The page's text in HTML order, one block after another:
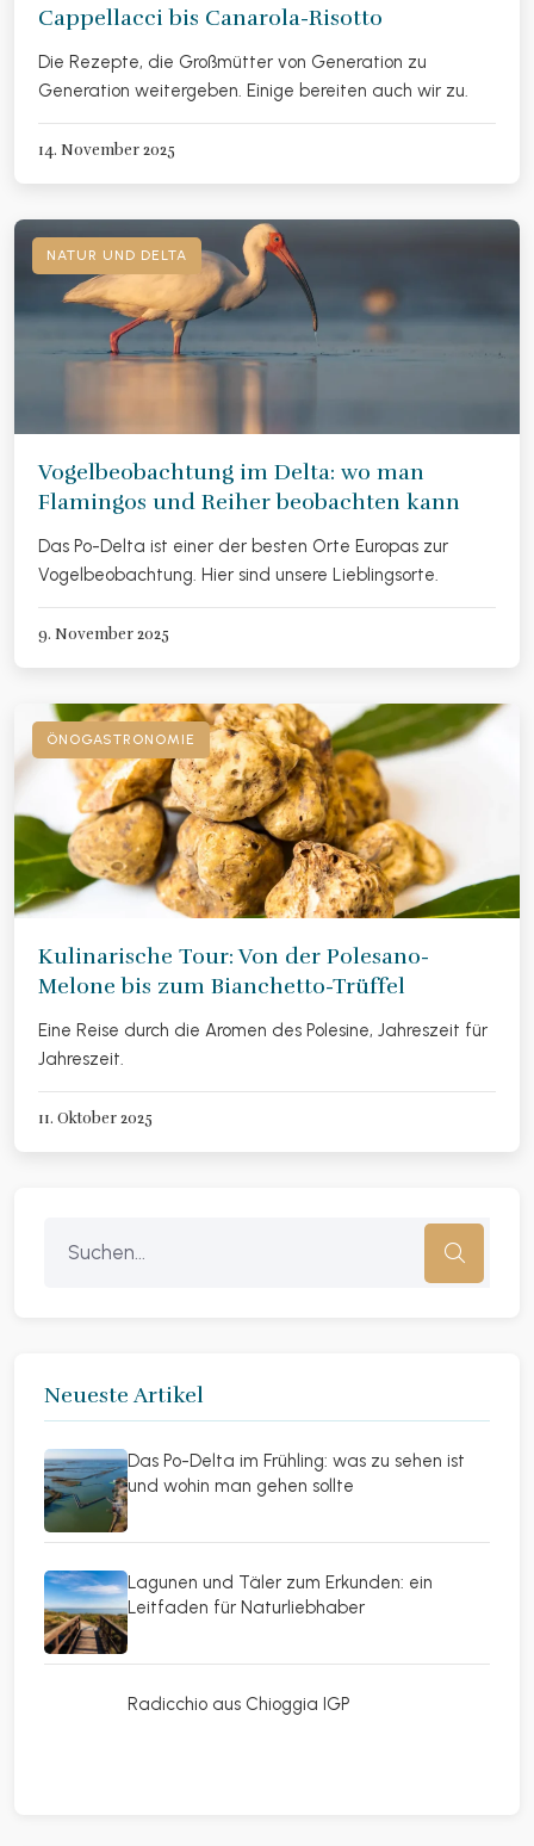
Cappellacci bis Canarola-Risotto
Die Rezepte, die Großmütter von Generation zu
Generation weitergeben. Einige bereiten auch wir zu.
14. November 2025
NATUR UND DELTA
Vogelbeobachtung im Delta: wo man
Flamingos und Reiher beobachten kann
Das Po-Delta ist einer der besten Orte Europas zur
Vogelbeobachtung. Hier sind unsere Lieblingsorte.
9. November 2025
ÖNOGASTRONOMIE
Kulinarische Tour: Von der Polesano-
Melone bis zum Bianchetto-Trüffel
Eine Reise durch die Aromen des Polesine, Jahreszeit für
Jahreszeit.
11. Oktober 2025
Neueste Artikel
Das Po-Delta im Frühling: was zu sehen ist
und wohin man gehen sollte
Lagunen und Täler zum Erkunden: ein
Leitfaden für Naturliebhaber
Radicchio aus Chioggia IGP